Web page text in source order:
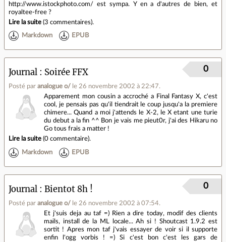
http://www.istockphoto.com/ est sympa. Y en a d'autres de bien, et
royaltee-free ?
Lire la suite (3 commentaires).
Markdown EPUB
Journal Soirée FFX
Posté par analogue o/ le 26 novembre 2002 à 22:47.
0
Apparement mon cousin a accroché a Final Fantasy X, c'est
cool, je pensais pas qu'il tiendrait le coup jusqu'a la premiere
chimere... Quand a moi j'attends le X-2, le X etant une turie
du debut a la fin ^^ Bon je vais me pieut0r, j'ai des Hikaru no
Go tous frais a matter !
Lire la suite (0 commentaire).
Markdown EPUB
Journal Bientot 8h !
Posté par analogue o/ le 26 novembre 2002 à 07:54.
0
Et j'suis deja au taf =) Rien a dire today, modif des clients
mails, install de la ML locale... Ah si ! Shoutcast 1.9.2 est
sortit ! Apres mon taf j'vais essayer de voir si il supporte
enfin l'ogg vorbis ! =) Si c'est bon c'est les gars de